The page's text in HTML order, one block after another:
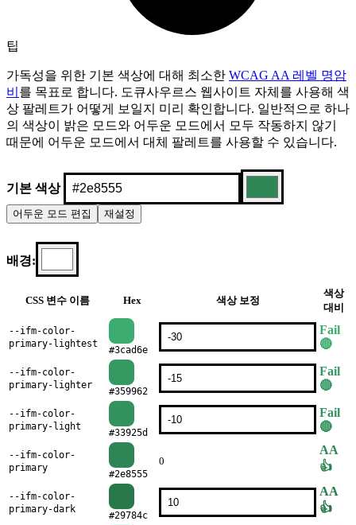
팁
가독성을 위한 기본 색상에 대해 최소한 WCAG AA 레벨 명암
비 를 목표로 합니다. 도큐사우르스 웹사이트 자체를 사용해 색
상 팔레트가 어떻게 보일지 미리 확인합니다. 일반적으로 하나
의 색상이 밝은 모드와 어두운 모드에서 모두 작동하지 않기
때문에 어두운 모드에서 대체 팔레트를 사용할 수 있습니다.
기본 색상
어두운 모드 편집 재설정
배경:
CSS 변수 이름 Hex 색상 보정
색상
대비
--ifm-color-
primary-lightest
#3cad6e
Fail
🔴
--ifm-color-
primary-lighter
#359962
Fail
🔴
--ifm-color-
primary-light
#33925d
Fail
🔴
--ifm-color-
primary
#2e8555
0
AA
👍
--ifm-color-
primary-dark
#29784c
AA
👍